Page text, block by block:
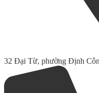
32 Đại Từ, phường Định